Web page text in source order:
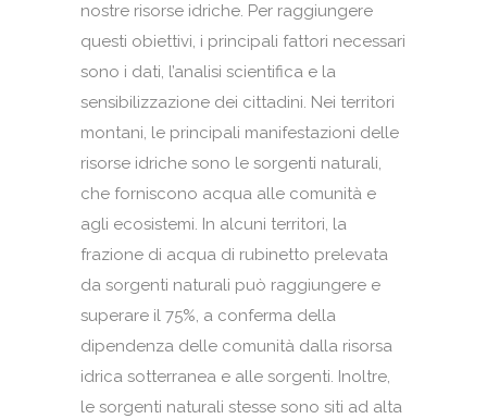
nostre risorse idriche. Per raggiungere
questi obiettivi, i principali fattori necessari
sono i dati, l’analisi scientifica e la
sensibilizzazione dei cittadini. Nei territori
montani, le principali manifestazioni delle
risorse idriche sono le sorgenti naturali,
che forniscono acqua alle comunità e
agli ecosistemi. In alcuni territori, la
frazione di acqua di rubinetto prelevata
da sorgenti naturali può raggiungere e
superare il 75%, a conferma della
dipendenza delle comunità dalla risorsa
idrica sotterranea e alle sorgenti. Inoltre,
le sorgenti naturali stesse sono siti ad alta